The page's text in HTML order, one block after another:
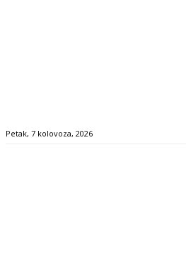
Petak, 7 kolovoza, 2026